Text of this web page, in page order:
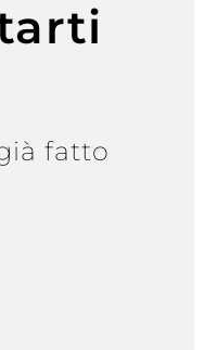
fatto